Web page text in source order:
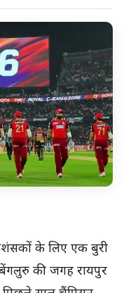
के लिए एक बुरी
की जगह रायपुर